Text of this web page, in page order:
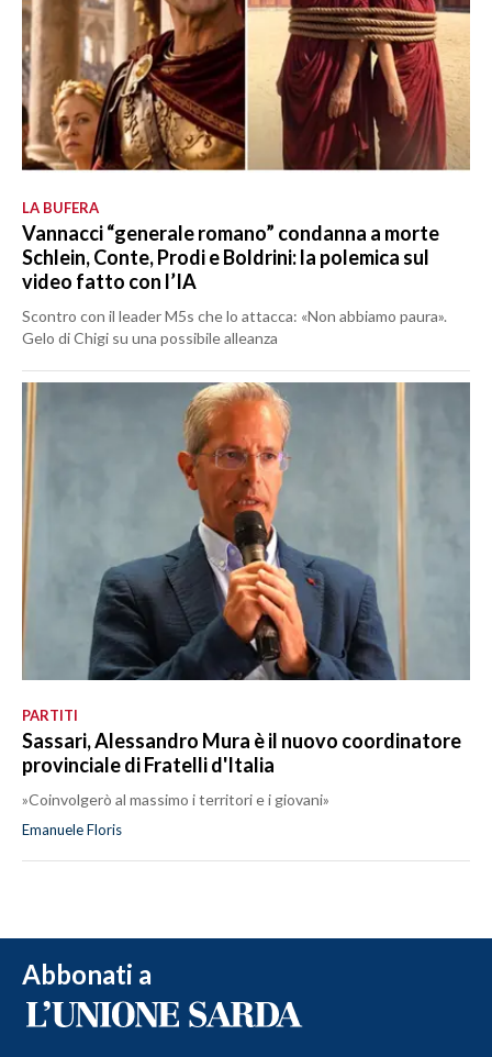
LA BUFERA
Vannacci “generale romano” condanna a morte
Schlein, Conte, Prodi e Boldrini: la polemica sul
video fatto con l’IA
Scontro con il leader M5s che lo attacca: «Non abbiamo paura».
Gelo di Chigi su una possibile alleanza
PARTITI
Sassari, Alessandro Mura è il nuovo coordinatore
provinciale di Fratelli d'Italia
»Coinvolgerò al massimo i territori e i giovani»
Emanuele Floris
Abbonati a